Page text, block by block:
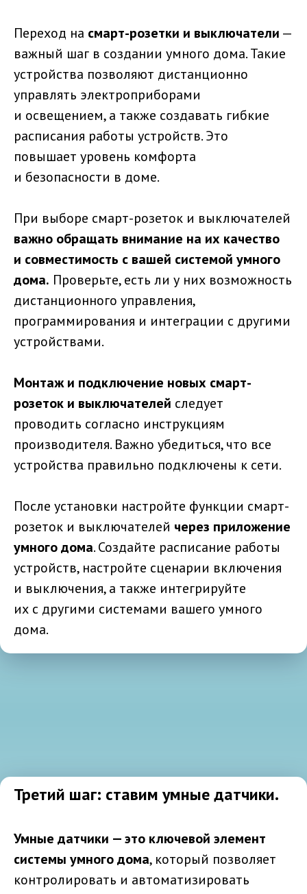
Переход на смарт-розетки и выключатели —
важный шаг в создании умного дома. Такие
устройства позволяют дистанционно
управлять электроприборами
и освещением, а также создавать гибкие
расписания работы устройств. Это
повышает уровень комфорта
и безопасности в доме.
При выборе смарт-розеток и выключателей
важно обращать внимание на их качество
и совместимость с вашей системой умного
дома. Проверьте, есть ли у них возможность
дистанционного управления,
программирования и интеграции с другими
устройствами.
Монтаж и подключение новых смарт-
розеток и выключателей следует
проводить согласно инструкциям
производителя. Важно убедиться, что все
устройства правильно подключены к сети.
После установки настройте функции смарт-
розеток и выключателей через приложение
умного дома. Создайте расписание работы
устройств, настройте сценарии включения
и выключения, а также интегрируйте
их с другими системами вашего умного
дома.
Третий шаг: ставим умные датчики.
Умные датчики — это ключевой элемент
системы умного дома, который позволяет
контролировать и автоматизировать